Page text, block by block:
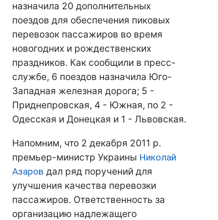
назначила 20 дополнительных
поездов для обеспечения пиковых
перевозок пассажиров во время
новогодних и рождественских
праздников. Как сообщили в пресс-
службе, 6 поездов назначила Юго-
Западная железная дорога; 5 -
Приднепровская, 4 - Южная, по 2 -
Одесская и Донецкая и 1 - Львовская.
Напомним, что 2 декабря 2011 р.
премьер-министр Украины Николай
Азаров дал ряд поручений для
улучшения качества перевозки
пассажиров. Ответственность за
организацию надлежащего